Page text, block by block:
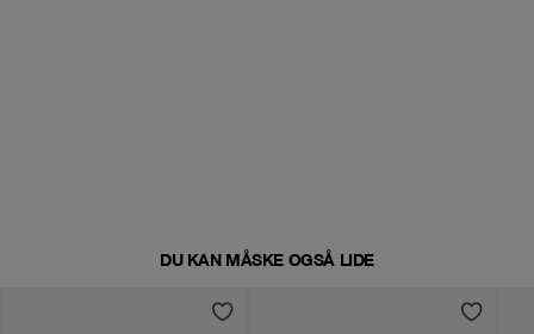
DU KAN MÅSKE OGSÅ LIDE